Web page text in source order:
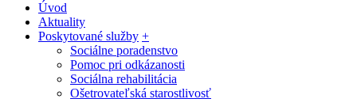
Úvod
Aktuality
Poskytované služby +
Sociálne poradenstvo
Pomoc pri odkázanosti
Sociálna rehabilitácia
Ošetrovateľská starostlivosť